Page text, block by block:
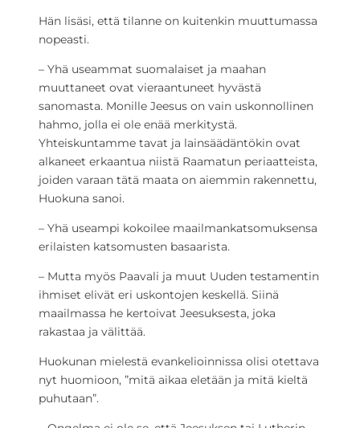
Hän lisäsi, että tilanne on kuitenkin muuttumassa
nopeasti.
– Yhä useammat suomalaiset ja maahan
muuttaneet ovat vieraantuneet hyvästä
sanomasta. Monille Jeesus on vain uskonnollinen
hahmo, jolla ei ole enää merkitystä.
Yhteiskuntamme tavat ja lainsäädäntökin ovat
alkaneet erkaantua niistä Raamatun periaatteista,
joiden varaan tätä maata on aiemmin rakennettu,
Huokuna sanoi.
– Yhä useampi kokoilee maailmankatsomuksensa
erilaisten katsomusten basaarista.
– Mutta myös Paavali ja muut Uuden testamentin
ihmiset elivät eri uskontojen keskellä. Siinä
maailmassa he kertoivat Jeesuksesta, joka
rakastaa ja välittää.
Huokunan mielestä evankelioinnissa olisi otettava
nyt huomioon, ”mitä aikaa eletään ja mitä kieltä
puhutaan”.